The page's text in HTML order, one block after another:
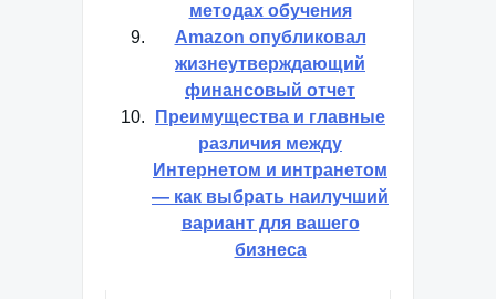
методах обучения
Amazon опубликовал
жизнеутверждающий
финансовый отчет
Преимущества и главные
различия между
Интернетом и интранетом
— как выбрать наилучший
вариант для вашего
бизнеса